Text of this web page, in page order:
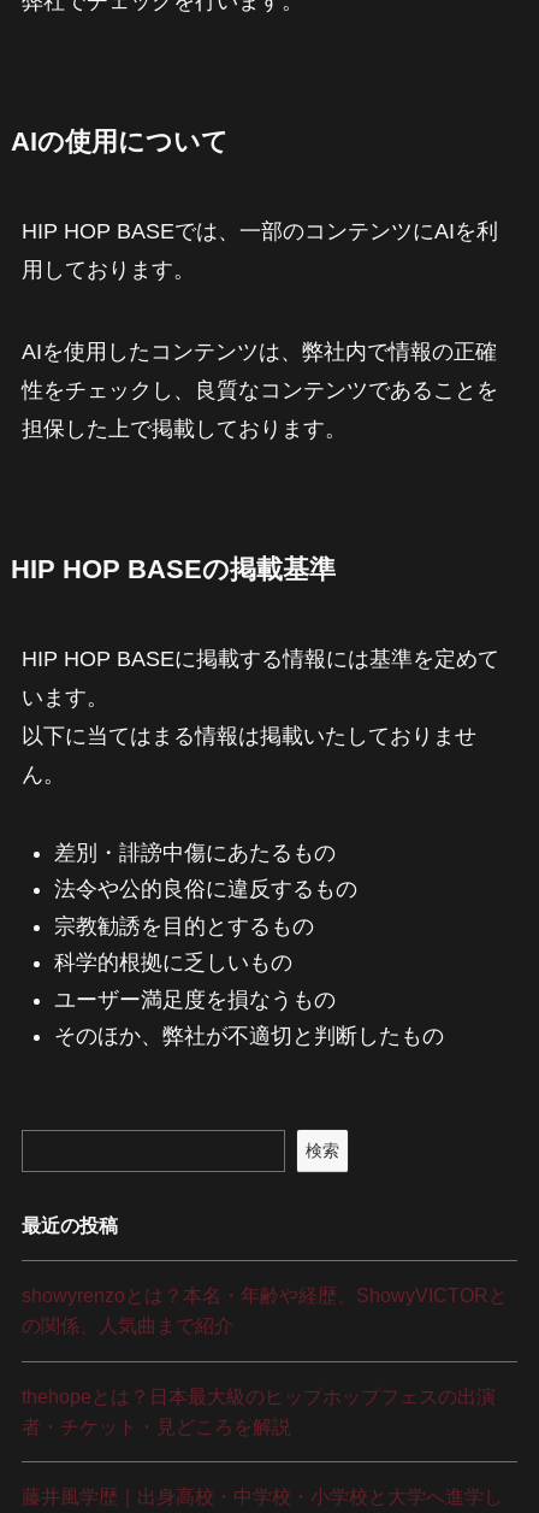
AIの使用について
HIP HOP BASEでは、一部のコンテンツにAIを利
用しております。
AIを使用したコンテンツは、弊社内で情報の正確
性をチェックし、良質なコンテンツであることを
担保した上で掲載しております。
HIP HOP BASEの掲載基準
HIP HOP BASEに掲載する情報には基準を定めて
います。
以下に当てはまる情報は掲載いたしておりませ
ん。
差別・誹謗中傷にあたるもの
法令や公的良俗に違反するもの
宗教勧誘を目的とするもの
科学的根拠に乏しいもの
ユーザー満足度を損なうもの
そのほか、弊社が不適切と判断したもの
検索
最近の投稿
showyrenzoとは？本名・年齢や経歴、ShowyVICTORと
の関係、人気曲まで紹介
thehopeとは？日本最大級のヒップホップフェスの出演
者・チケット・見どころを解説
藤井風学歴｜出身高校・中学校・小学校と大学へ進学し